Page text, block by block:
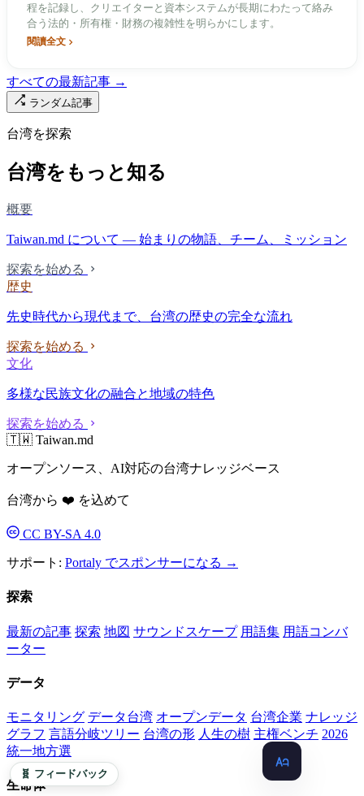
程を記録し、クリエイターと資本システムが長期にわたって絡み
合う法的・所有権・財務の複雑性を明らかにします。
閱讀全文
すべての最新記事 →
ランダム記事
台湾を探索
台湾をもっと知る
概要
Taiwan.md について — 始まりの物語、チーム、ミッション
探索を始める
歴史
先史時代から現代まで、台湾の歴史の完全な流れ
探索を始める
文化
多様な民族文化の融合と地域の特色
探索を始める
🇹🇼 Taiwan.md
オープンソース、AI対応の台湾ナレッジベース
台湾から ❤️ を込めて
CC BY-SA 4.0
サポート: Portaly でスポンサーになる →
探索
最新の記事 探索 地図 サウンドスケープ 用語集 用語コンバ
ーター
データ
モニタリング データ台湾 オープンデータ 台湾企業 ナレッジ
グラフ 言語分岐ツリー 台湾の形 人生の樹 主権ベンチ 2026
統一地方選
生命体
🧬 フィードバック